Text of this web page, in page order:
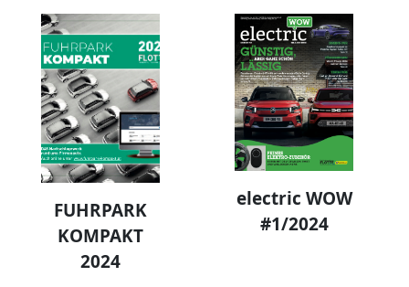
FUHRPARK
KOMPAKT
2024
electric WOW
#1/2024